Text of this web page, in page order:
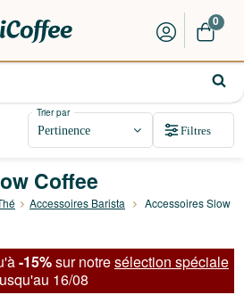
0
Coffee
Accessoires Barista
Accessoires Slow
-15%sur notresélection spéciale
16/08
Trier par
Filtres